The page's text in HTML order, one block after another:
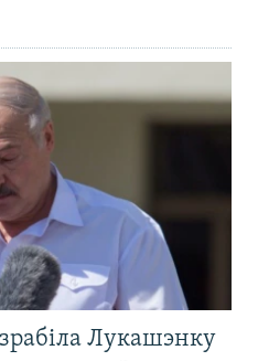
Лукашэнку